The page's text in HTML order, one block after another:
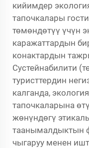
кийимдер
тапочкалары
төмөндөтүү үчүн
каражаттардын
конактардын
Сустейнабилити
туристтердин
калганда,
тапочкаларына
жөнүндөгү
таанымалдыктын
чыгаруу менен